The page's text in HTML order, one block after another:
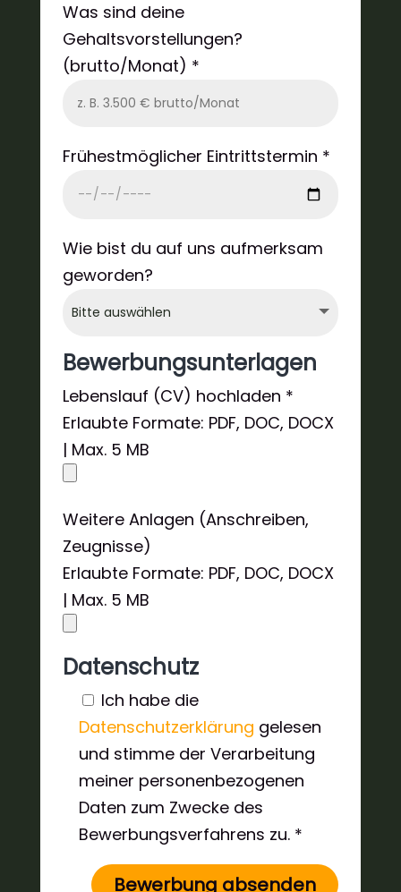
Was sind deine
Gehaltsvorstellungen?
(brutto/Monat) *
Frühestmöglicher Eintrittstermin *
Wie bist du auf uns aufmerksam
geworden?
Bewerbungsunterlagen
Lebenslauf (CV) hochladen *
Erlaubte Formate: PDF, DOC, DOCX
| Max. 5 MB
Weitere Anlagen (Anschreiben,
Zeugnisse)
Erlaubte Formate: PDF, DOC, DOCX
| Max. 5 MB
Datenschutz
Ich habe die
Datenschutzerklärung gelesen
und stimme der Verarbeitung
meiner personenbezogenen
Daten zum Zwecke des
Bewerbungsverfahrens zu. *
Bewerbung absenden